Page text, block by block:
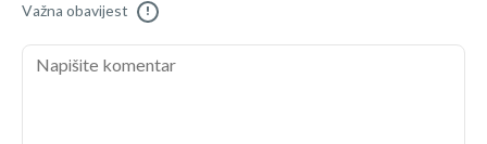
Važna obavijest !